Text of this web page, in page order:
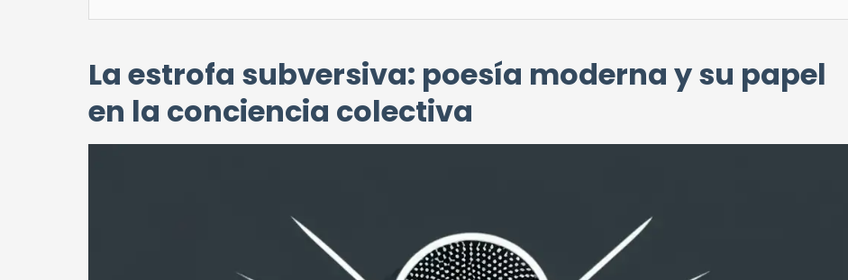
La estrofa subversiva: poesía moderna y su papel
en la conciencia colectiva